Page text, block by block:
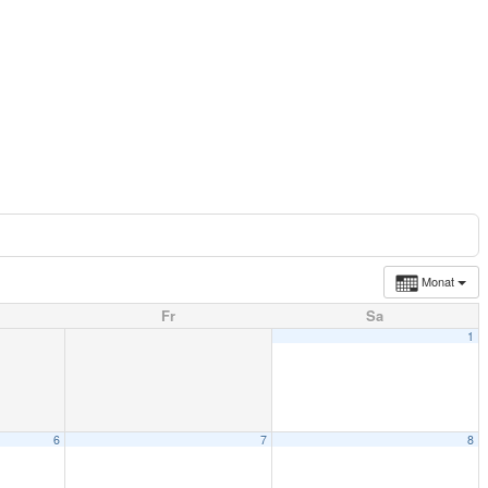
Monat
Fr Sa
1
6 7 8